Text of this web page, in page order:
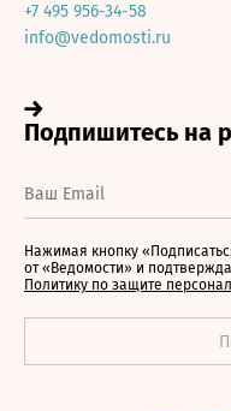
+7 495 956-34-58
info@vedomosti.ru
Нажимая кнопку
от «Ведомости» и
Политику по защите